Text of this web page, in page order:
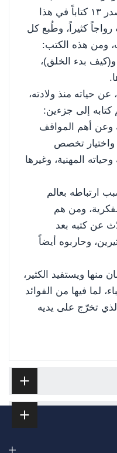
مشروع فكري متكامل، حيث أصدر ١٣ كتاباً في هذا
كثيراً، وطُبع كل
ومن هذه الكتب:
بدء الخلق)،
حياته منذ ولادته،
ال ٦٦. ويُقسم كتابه إلى جزءين:
وعن أهم المواقف
تخصص
المهنية، وغيرها
ارتباطه بعالم
ومن هم
عن كتبه بعد
وحاربوه أيضاً
منها ويستفيد الكثير،
لما فيها من الفوائد
تخرّج على يديه